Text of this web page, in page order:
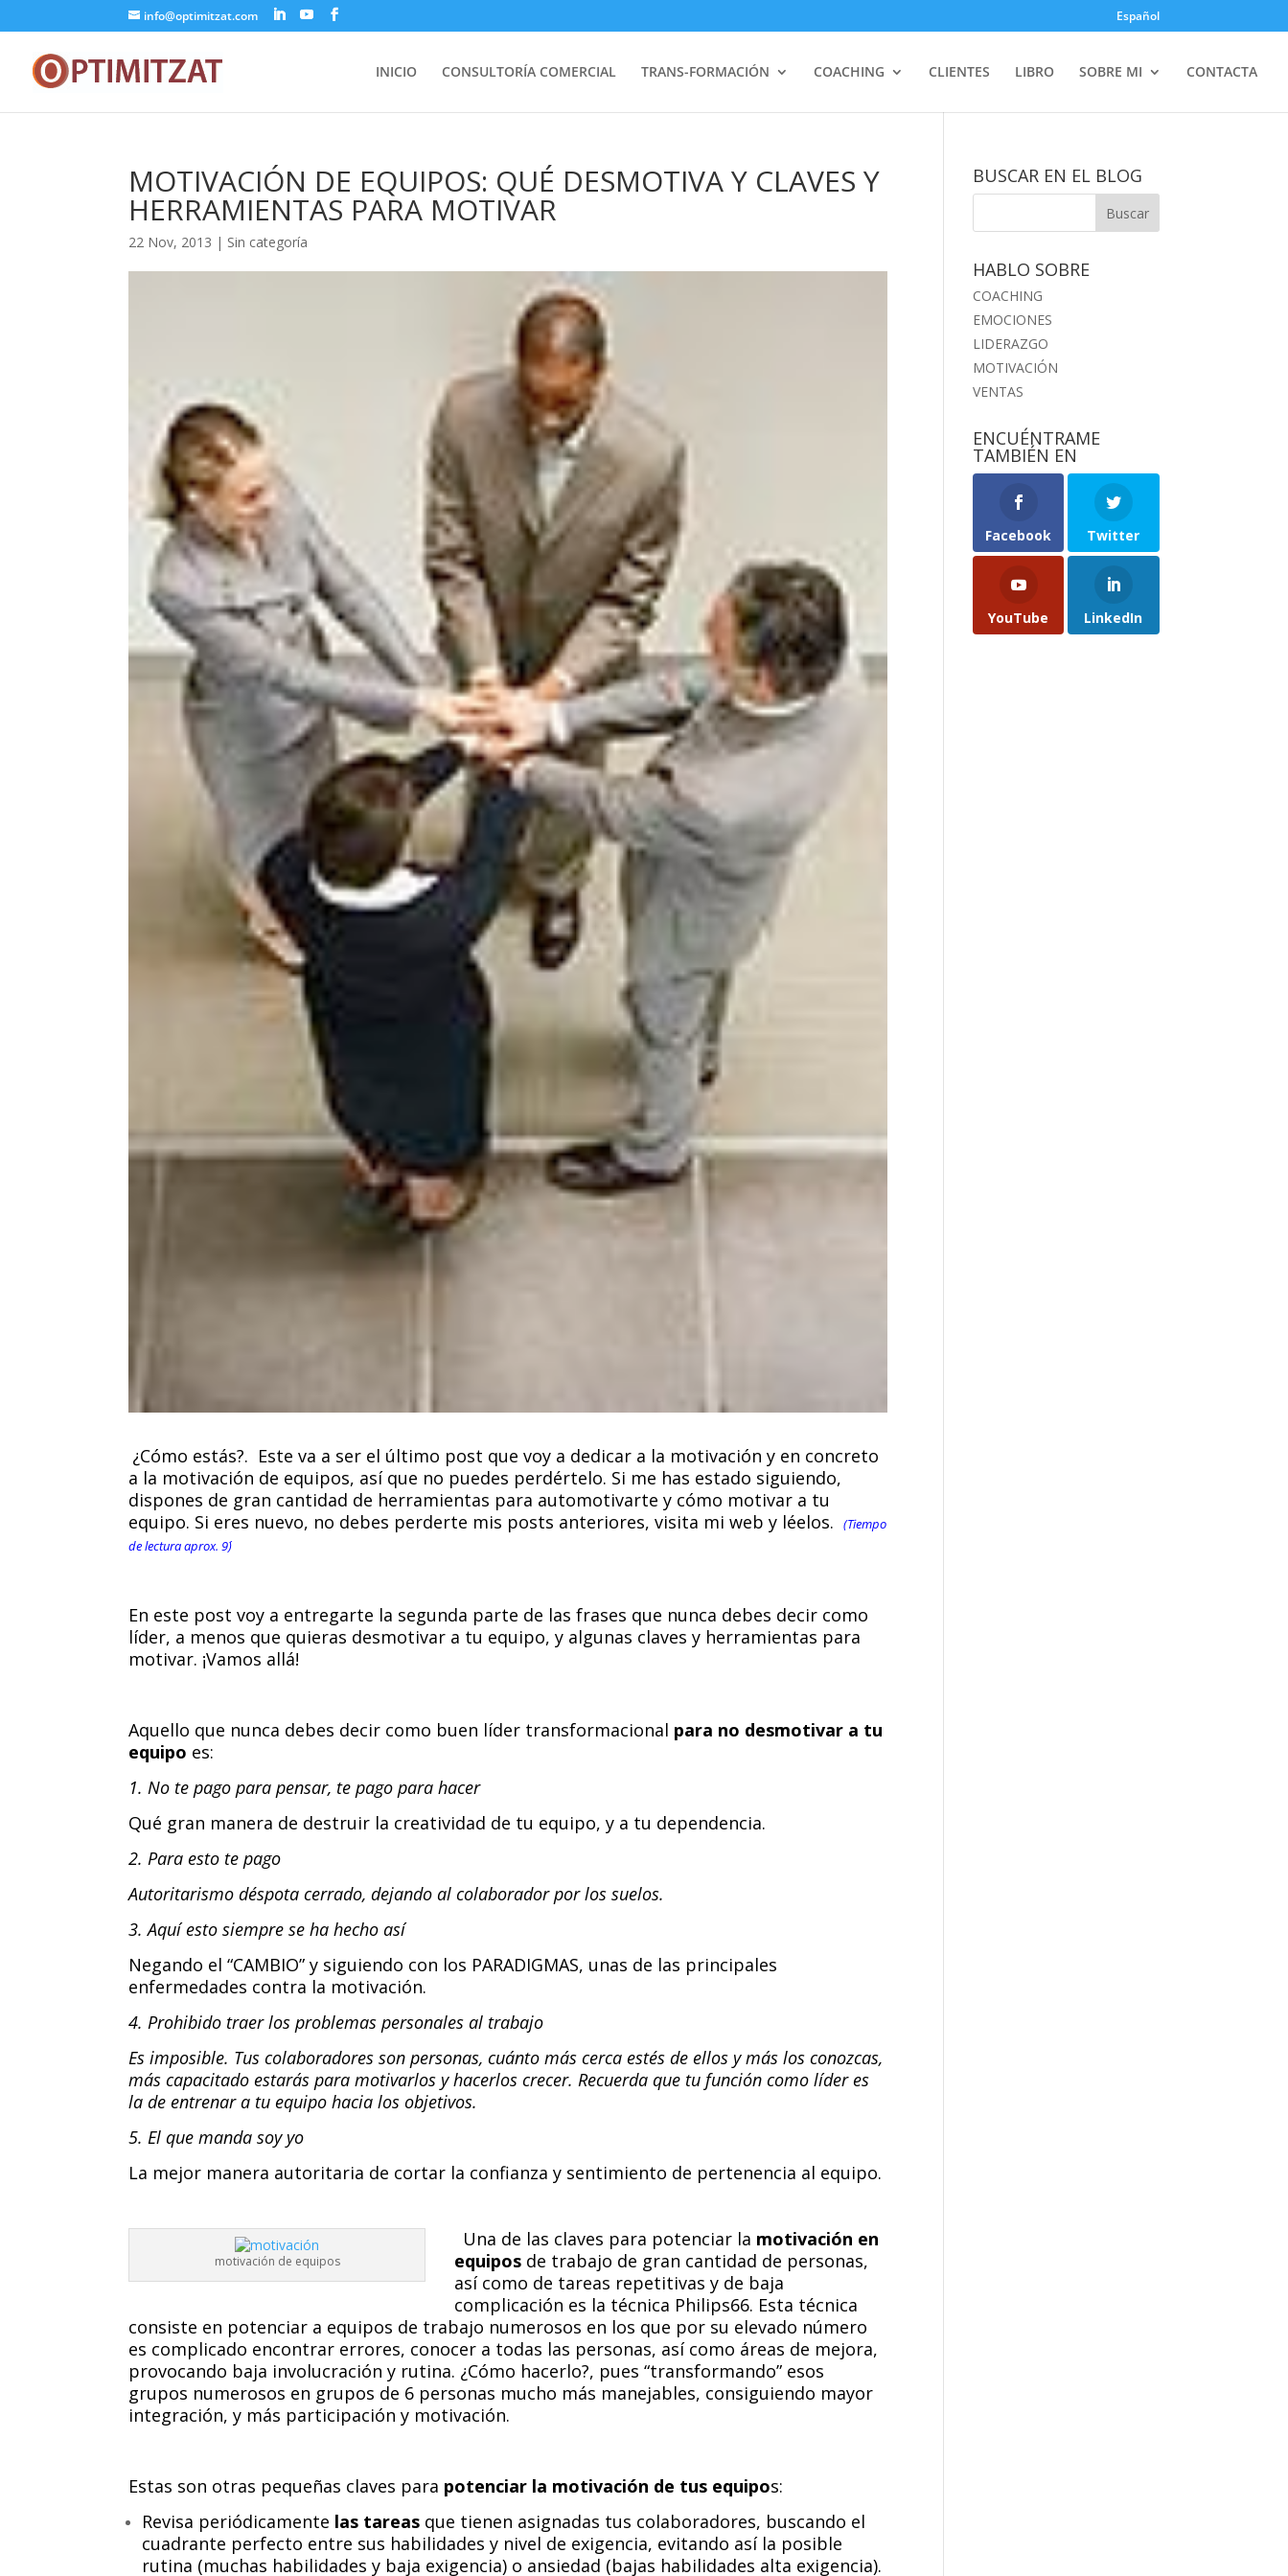
info@optimitzat.com Español
INICIO CONSULTORÍA COMERCIAL TRANS-FORMACIÓN COACHING CLIENTES LIBRO SOBRE MI CONTACTA
MOTIVACIÓN DE EQUIPOS: QUÉ DESMOTIVA Y CLAVES Y
HERRAMIENTAS PARA MOTIVAR
22 Nov, 2013 | Sin categoría
¿Cómo estás?. Este va a ser el último post que voy a dedicar a la motivación y en concreto
a la motivación de equipos, así que no puedes perdértelo. Si me has estado siguiendo,
dispones de gran cantidad de herramientas para automotivarte y cómo motivar a tu
equipo. Si eres nuevo, no debes perderte mis posts anteriores, visita mi web y léelos.(Tiempo
de lectura aprox. 9´)
En este post voy a entregarte la segunda parte de las frases que nunca debes decir como
líder, a menos que quieras desmotivar a tu equipo, y algunas claves y herramientas para
motivar. ¡Vamos allá!
Aquello que nunca debes decir como buen líder transformacional para no desmotivar a tu
equipo es:
1. No te pago para pensar, te pago para hacer
Qué gran manera de destruir la creatividad de tu equipo, y a tu dependencia.
2. Para esto te pago
Autoritarismo déspota cerrado, dejando al colaborador por los suelos.
3. Aquí esto siempre se ha hecho así
Negando el “CAMBIO” y siguiendo con los PARADIGMAS, unas de las principales
enfermedades contra la motivación.
4. Prohibido traer los problemas personales al trabajo
Es imposible. Tus colaboradores son personas, cuánto más cerca estés de ellos y más los conozcas,
más capacitado estarás para motivarlos y hacerlos crecer. Recuerda que tu función como líder es
la de entrenar a tu equipo hacia los objetivos.
5. El que manda soy yo
La mejor manera autoritaria de cortar la confianza y sentimiento de pertenencia al equipo.
motivación de equipos
Una de las claves para potenciar la motivación en
equipos de trabajo de gran cantidad de personas,
así como de tareas repetitivas y de baja
complicación es la técnica Philips66. Esta técnica
consiste en potenciar a equipos de trabajo numerosos en los que por su elevado número
es complicado encontrar errores, conocer a todas las personas, así como áreas de mejora,
provocando baja involucración y rutina. ¿Cómo hacerlo?, pues “transformando” esos
grupos numerosos en grupos de 6 personas mucho más manejables, consiguiendo mayor
integración, y más participación y motivación.
Estas son otras pequeñas claves para potenciar la motivación de tus equipos:
Revisa periódicamente las tareas que tienen asignadas tus colaboradores, buscando el
cuadrante perfecto entre sus habilidades y nivel de exigencia, evitando así la posible
rutina (muchas habilidades y baja exigencia) o ansiedad (bajas habilidades alta exigencia).
BUSCAR EN EL BLOG
HABLO SOBRE
COACHING
EMOCIONES
LIDERAZGO
MOTIVACIÓN
VENTAS
ENCUÉNTRAME
TAMBIÉN EN
Facebook Twitter
YouTube LinkedIn